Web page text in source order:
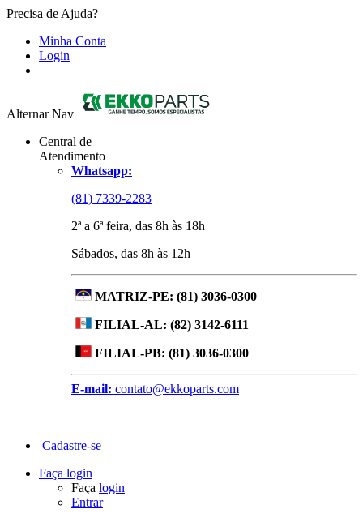
Precisa de Ajuda?
Minha Conta
Login
Alternar Nav
Central de
Atendimento
Whatsapp:
(81) 7339-2283
2ª a 6ª feira, das 8h às 18h
Sábados, das 8h às 12h
MATRIZ-PE: (81) 3036-0300
FILIAL-AL: (82) 3142-6111
FILIAL-PB: (81) 3036-0300
E-mail: contato@ekkoparts.com
Cadastre-se
Faça login
Faça login
Entrar